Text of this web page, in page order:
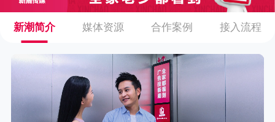
新潮简介 媒体资源 合作案例 接入流程